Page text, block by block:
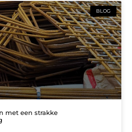
BLOG
met een strakke